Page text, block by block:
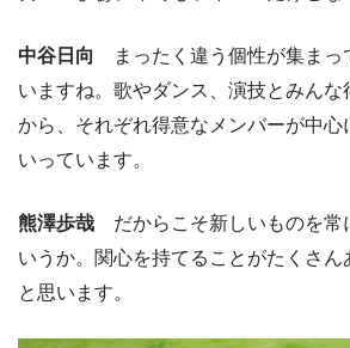
中谷日向
まったく違う個性が集まっ
いますね。歌やダンス、演技とみんな
から、それぞれ得意なメンバーが中心
いっています。
熊澤歩哉 だからこそ新しいものを常
いうか。関心を持てることがたくさん
と思います。